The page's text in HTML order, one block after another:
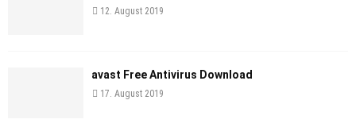
12. August 2019
avast Free Antivirus Download
17. August 2019